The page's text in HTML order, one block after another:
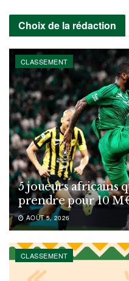
Choix de la rédaction
CLASSEMENT
5 joueurs africains
prendre pour 10
AOÛT 5, 2026
CLASSEMENT